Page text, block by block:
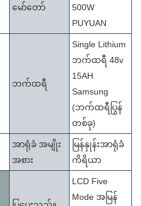
မော်တော်
500W
PUYUAN
ဘက်ထရီ
Single Lithium
ဘက်ထရီ 48v
15AH
Samsung
(ဘက်ထရီပြွန်
တစ်ခု)
အာရုံခံ အမျိုး
အစား
မြန်နှုန်းအာရုံခံ
ကိရိယာ
LCD Five
Mode အမြန်